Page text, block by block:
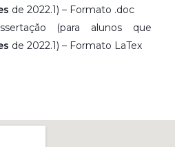
de 2022.1) – Formato .doc
(para alunos que
de 2022.1) – Formato LaTex